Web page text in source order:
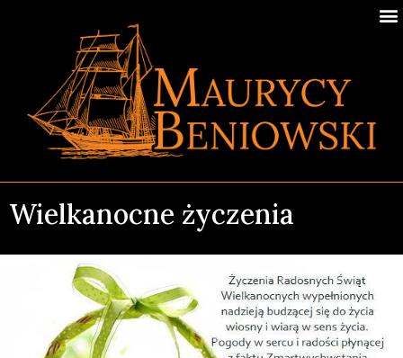
Wielkanocne życzenia